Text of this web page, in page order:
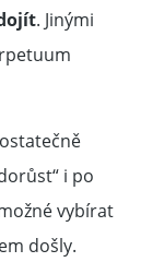
. Jinými
i po
vybírat
došly.